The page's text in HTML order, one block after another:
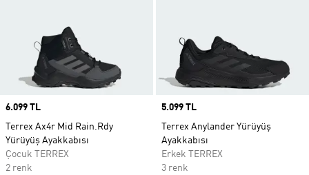
Price
6.099 TL
Terrex Ax4r Mid Rain.Rdy
Yürüyüş Ayakkabısı
Çocuk TERREX
2 renk
Price
5.099 TL
Terrex Anylander Yürüyüş
Ayakkabısı
Erkek TERREX
3 renk